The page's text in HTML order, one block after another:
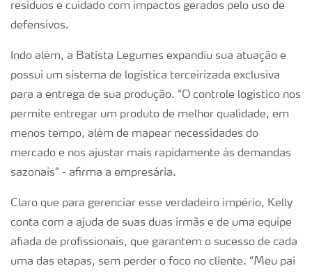
resíduos e cuidado com impactos gerados pelo uso de
defensivos.
Indo além, a Batista Legumes expandiu sua atuação e
possui um sistema de logística terceirizada exclusiva
para a entrega de sua produção. “O controle logístico nos
permite entregar um produto de melhor qualidade, em
menos tempo, além de mapear necessidades do
mercado e nos ajustar mais rapidamente às demandas
sazonais” - afirma a empresária.
Claro que para gerenciar esse verdadeiro império, Kelly
conta com a ajuda de suas duas irmãs e de uma equipe
afiada de profissionais, que garantem o sucesso de cada
uma das etapas, sem perder o foco no cliente. “Meu pai